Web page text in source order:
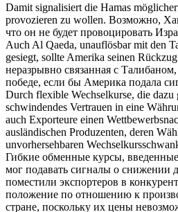
Damit signalisiert die Hamas
provozieren zu wollen. Возможно,
что он не будет провоцировать
Auch Al Qaeda, unauflösbar mit den
gesiegt, sollte Amerika seinen Rückzug
неразрывно связанная с
победе, если бы Америка подала
Durch flexible Wechselkurse, die dazu
schwindendes Vertrauen in eine
auch Exporteure einen
ausländischen Produzenten, deren
unvorhersehbaren
Гибкие обменные курсы,
мог подавать сигналы о снижении
поместили экспортеров в
положение по отношению к
стране, поскольку их цены